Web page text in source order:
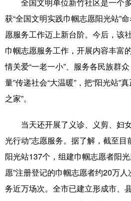
健康 军事
图片 中央文件
食品 人居
溯源中国 城市
悦读 公益
亚太网 上市公司
地方频道
获“全国文明实践巾帼志愿阳光站”
愿服务工作迈上新台阶。今后，该
巾帼志愿服务工作，开展内容丰富
情关爱“一老一小”、服务各民族群
量”传递社会“大温暖”，把“阳光站”
之家”。
当天还开展了义诊、义剪、妇女
光行动”志愿服务。据了解，截至
阳光站137个，组建巾帼志愿者阳
愿”注册登记的巾帼志愿者约20万
务近万场次。全市已建立形成市、